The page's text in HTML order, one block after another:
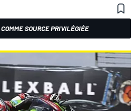
SOURCE PRIVILÉGIÉE